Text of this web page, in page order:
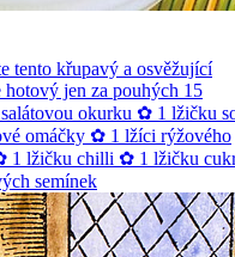
tento křupavý a osvěžující
jen za pouhých 15
okurku ✿ 1 lžičku
omáčky ✿ 1 lžíci rýžového
1 lžičku chilli ✿ 1 lžičku
semínek